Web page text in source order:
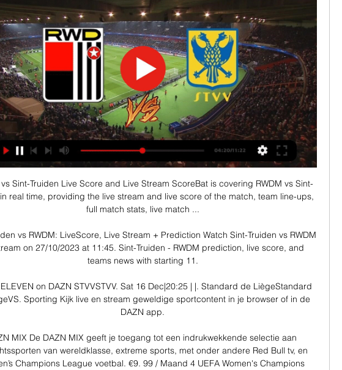
vs Sint-Truiden Live Score and Live Stream ScoreBat is covering RWDM vs Sint-
real time, providing the live stream and live score of the match, team line-ups,
full match stats, live match ...
vs RWDM: LiveScore, Live Stream + Prediction Watch Sint-Truiden vs RWDM
on 27/10/2023 at 11:45. Sint-Truiden - RWDM prediction, live score, and
teams news with starting 11.
on DAZN STVVSTVV. Sat 16 Dec|20:25 | |. Standard de LiègeStandard
Sporting Kijk live en stream geweldige sportcontent in je browser of in de
DAZN app.
MIX De DAZN MIX geeft je toegang tot een indrukwekkende selectie aan
van wereldklasse, extreme sports, met onder andere Red Bull tv, en
Champions League voetbal. €9. 99 / Maand 4 UEFA Women's Champions